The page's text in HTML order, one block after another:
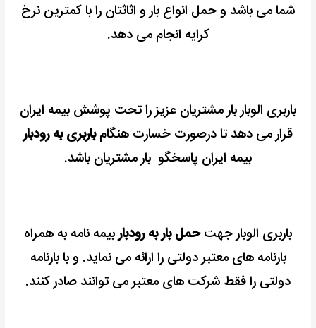
شما می باشد و حمل انواع بار و اثاثتان را با کمترین نرخ
کرایه انجام می دهد.
باربری الوبار بار مشتریان عزیز را تحت پوشش بیمه ایران
قرار می دهد تا درصورت خسارت هنگامباربری به رودبار
بیمه ایران پاسخگو بار مشتریان باشد.
باربری الوبار جهتحمل بار به رودباربیمه نامه به همراه
بارنامه های معتبر دولتی را ارائه می نماید. و با بارنامه
دولتی را فقط شرکت های معتبر می توانند صادر کنند.